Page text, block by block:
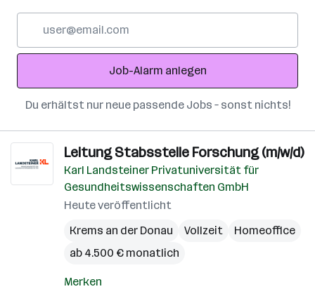
Adresse
Job-Alarm anlegen
Du erhältst nur neue passende Jobs – sonst nichts!
Leitung Stabsstelle Forschung (m/w/d)
Karl Landsteiner Privatuniversität für
Gesundheitswissenschaften GmbH
Heute veröffentlicht
Krems an der Donau
Vollzeit
Homeoffice
ab 4.500 € monatlich
Merken